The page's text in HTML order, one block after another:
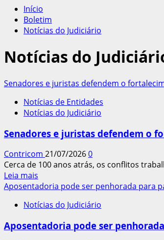
Início
Boletim
Notícias do Judiciário
Notícias do
Senadores e juristas defendem o
Notícias de Entidades
Notícias do Judiciário
Senadores e juristas defendem o
Contricom 21/07/20260
Cerca de 100 anos atrás, os conflitos
Leia mais
mais
Senadores
juristas
Aposentadoria pode ser penhorada para
Notícias do Judiciário
Aposentadoria pode ser